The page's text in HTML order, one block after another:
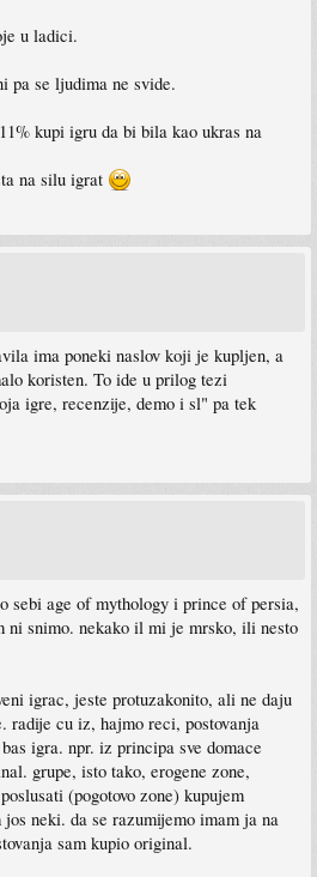
u ladici.
pa se ljudima ne svide.
kupi igru da bi bila kao ukras na
na silu igrat
ima poneki naslov koji je kupljen, a
koristen. To ide u prilog tezi
igre, recenzije, demo i sl" pa tek
sebi age of mythology i prince of persia,
ni snimo. nekako il mi je mrsko, ili nesto
igrac, jeste protuzakonito, ali ne daju
radije cu iz, hajmo reci, postovanja
igra. npr. iz principa sve domace
grupe, isto tako, erogene zone,
(pogotovo zone) kupujem
neki. da se razumijemo imam ja na
sam kupio original.